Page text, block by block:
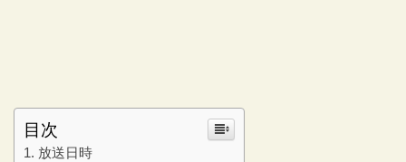
目次
放送日時